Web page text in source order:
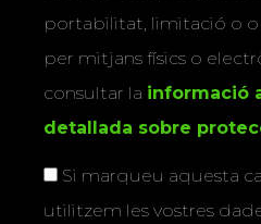
portabilitat, limitació o
per mitjans físics o
consultar la informació
detallada sobre
Si marqueu aquesta
utilitzem les vostres